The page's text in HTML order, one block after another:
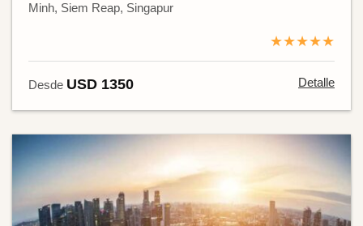
Minh, Siem Reap, Singapur
★★★★★
Desde USD 1350 Detalle